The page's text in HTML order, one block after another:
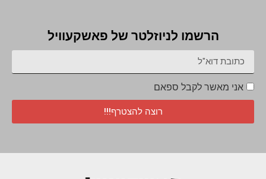
הרשמו לניוזלטר של פאשקעוויל
אני מאשר לקבל ספאם
רוצה להצטרף!!!